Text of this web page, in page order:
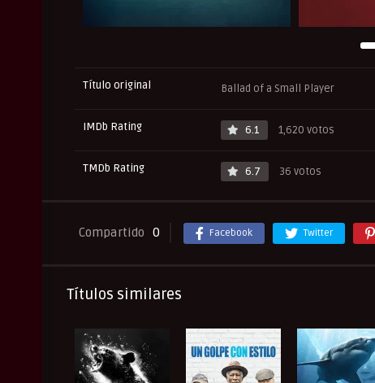
Título original Ballad of a Small Player
IMDb Rating 6.1 1,620 votos
TMDb Rating 6.7 36 votos
Compartido 0 Facebook Twitter
Títulos similares